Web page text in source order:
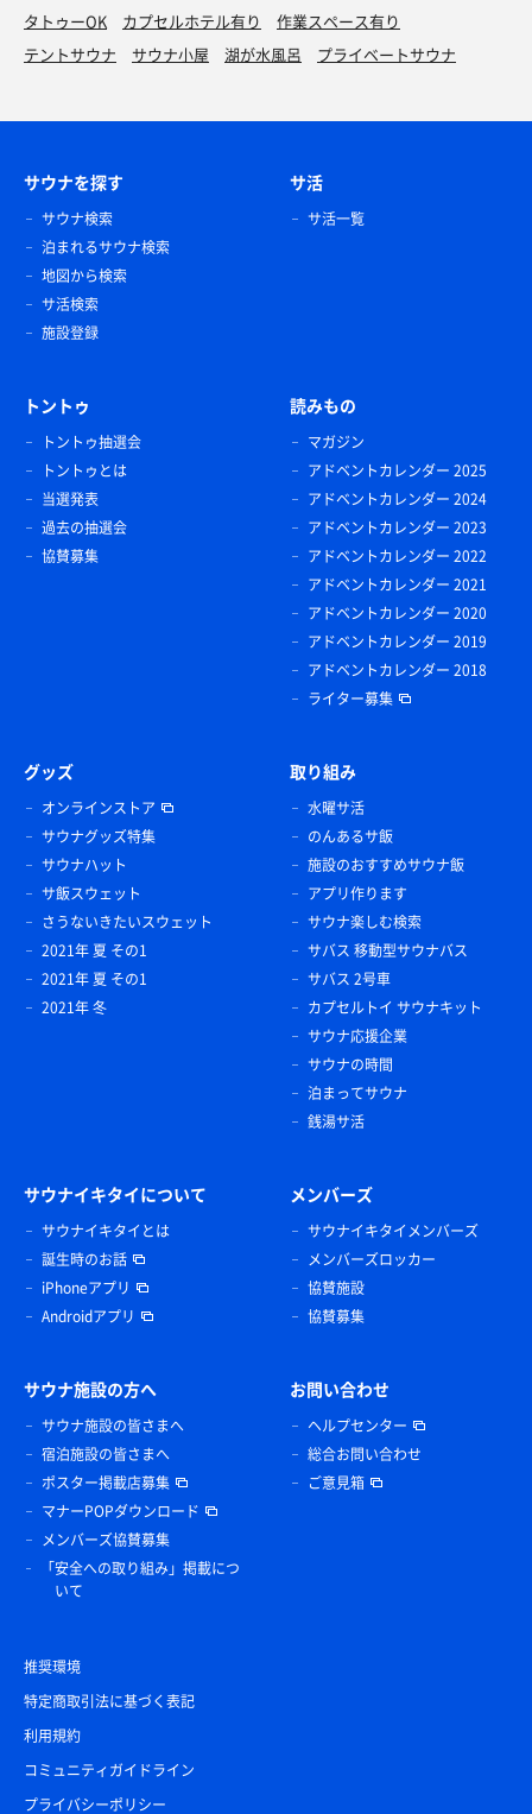
朝メシバイキング✌️
たらこ、ツナマヨ、豚汁、ざんき
おにぎり最高😊
タトゥーOK
カプセルホテル有り
作業スペース有り
テントサウナ
サウナ小屋 湖が水風呂 プライベートサウナ
サウナを探す
サウナ検索
泊まれるサウナ検索
地図から検索
サ活検索
施設登録
サ活
サ活一覧
トントゥ
トントゥ抽選会
トントゥとは
当選発表
過去の抽選会
協賛募集
読みもの
マガジン
アドベントカレンダー 2025
アドベントカレンダー 2024
アドベントカレンダー 2023
アドベントカレンダー 2022
アドベントカレンダー 2021
アドベントカレンダー 2020
アドベントカレンダー 2019
アドベントカレンダー 2018
ライター募集
グッズ
オンラインストア
サウナグッズ特集
サウナハット
サ飯スウェット
さうないきたいスウェット
2021年 夏 その1
2021年 夏 その1
2021年 冬
取り組み
水曜サ活
のんあるサ飯
施設のおすすめサウナ飯
アプリ作ります
サウナ楽しむ検索
サバス 移動型サウナバス
サバス 2号車
カプセルトイ サウナキット
サウナ応援企業
サウナの時間
泊まってサウナ
銭湯サ活
サウナイキタイについて
サウナイキタイとは
誕生時のお話
iPhoneアプリ
Androidアプリ
メンバーズ
サウナイキタイメンバーズ
メンバーズロッカー
協賛施設
協賛募集
サウナ施設の方へ
サウナ施設の皆さまへ
宿泊施設の皆さまへ
ポスター掲載店募集
マナーPOPダウンロード
メンバーズ協賛募集
「安全への取り組み」掲載につ
いて
お問い合わせ
ヘルプセンター
総合お問い合わせ
ご意見箱
推奨環境
特定商取引法に基づく表記
利用規約
コミュニティガイドライン
プライバシーポリシー